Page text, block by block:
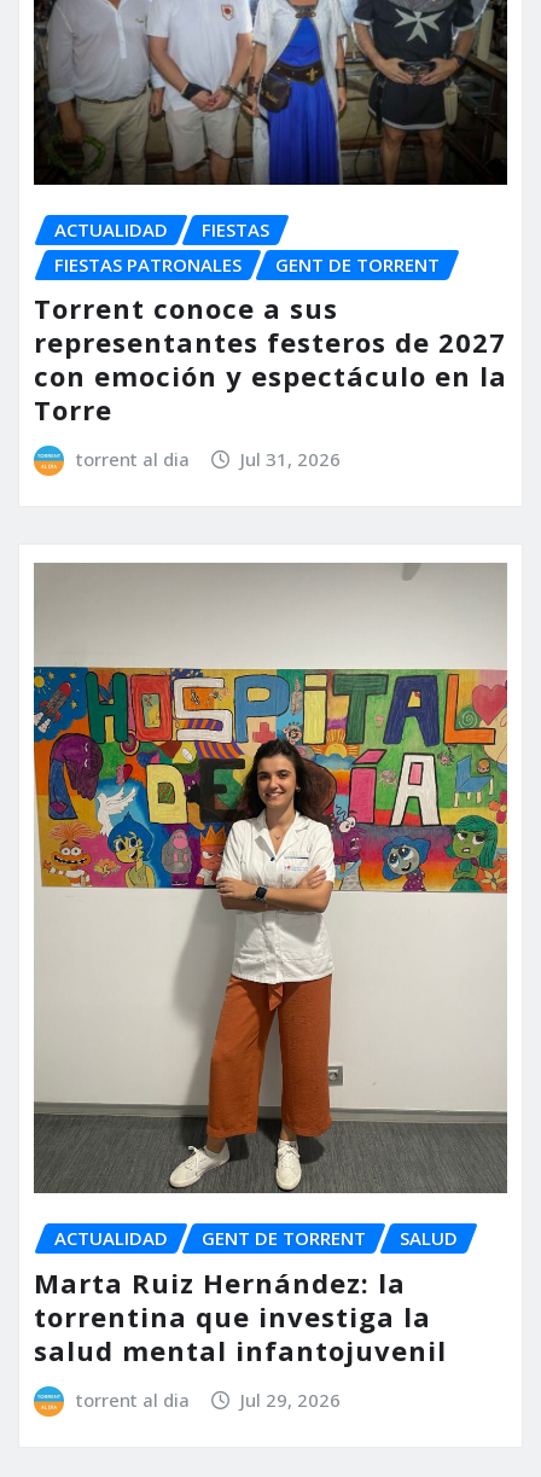
ACTUALIDAD
FIESTAS
FIESTAS PATRONALES
GENT DE TORRENT
Torrent conoce a sus
representantes festeros de 2027
con emoción y espectáculo en la
Torre
torrent al dia Jul 31, 2026
ACTUALIDAD GENT DE TORRENT SALUD
Marta Ruiz Hernández: la
torrentina que investiga la
salud mental infantojuvenil
torrent al dia Jul 29, 2026